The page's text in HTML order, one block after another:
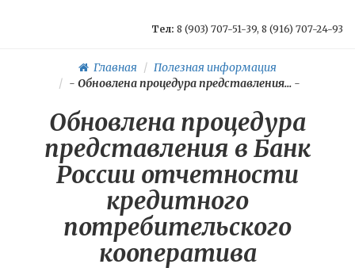
Тел: 8 (903) 707-51-39, 8 (916) 707-24-93
Главная
Полезная информация
- Обновлена процедура представления... -
Обновлена процедура
представления в Банк
России отчетности
кредитного
потребительского
кооператива